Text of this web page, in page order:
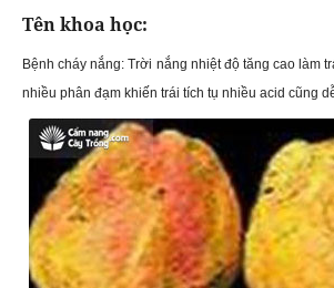
Tên khoa học:
Bệnh cháy nắng: Trời nắng nhiệt độ tăng cao làm
nhiều phân đạm khiến trái tích tụ nhiều acid cũng